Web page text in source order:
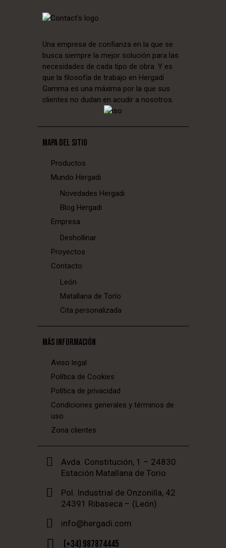
Una empresa de confianza en la que se
busca siempre la mejor solución para las
necesidades de cada tipo de obra. Y es
que la filosofía de trabajo en Hergadi
Gamma es una máxima por la que sus
clientes no dudan en acudir a nosotros.
MAPA DEL SITIO
Productos
Mundo Hergadi
Novedades Hergadi
Blog Hergadi
Empresa
Deshollinar
Proyectos
Contacto
León
Matallana de Torío
Cita personalizada
MÁS INFORMACIÓN
Aviso legal
Política de Cookies
Política de privacidad
Condiciones generales y términos de
uso
Zona clientes
Avda. Constitución, 1 – 24830
Estación Matallana de Torio
Pol. Industrial de Onzonilla, 42
24391 Ribaseca – (León)
info@hergadi.com
(+34) 987874445